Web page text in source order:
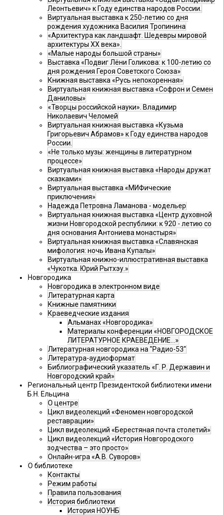
Леонтьевич» к Году единства народов России.
Виртуальная выставка к 250-летию со дня
рождения художника Василия Тропинина
«Архитектура как ландшафт. Шедевры мировой
архитектуры XX века».
«Малые народы большой страны»
Выставка «Подвиг Лёни Голикова: к 100-летию со
дня рождения Героя Советского Союза»
Книжная выставка «Русь непокоренная»
Виртуальная книжная выставка «Софрон и Семен
Даниловы»
«Творцы российской науки». Владимир
Николаевич Челомей
Виртуальная книжная выставка «Кузьма
Григорьевич Абрамов» к Году единства народов
России.
«Не только музы: женщины в литературном
процессе»
Виртуальная книжная выставка «Народы дружат
сказками»
Виртуальная выставка «МИФические
приключения»
Надежда Петровна Ламанова - модельер
Виртуальная книжная выставка «Центр духовной
жизни Новгородской республики: к 920 - летию со
дня основания Антониева монастыря»
Виртуальная книжная выставка «Славянская
мифология: ночь Ивана Купалы»
Виртуальная книжно-иллюстративная выставка
«Чукотка. Юрий Рытхэу.»
Новгородика
Новгородика в электронном виде
Литературная карта
Книжные памятники
Краеведческие издания
Альманах «Новгородика»
Материалы конференции «НОВГОРОДСКОЕ
ЛИТЕРАТУРНОЕ КРАЕВЕДЕНИЕ...»
Литературная новгородика на "Радио-53"
Литература-аудиоформат
Библиографический указатель «Г. Р. Державин и
Новгородский край»
Региональный центр Президентской библиотеки имени
Б.Н. Ельцина
О центре
Цикл видеолекций «Феномен новгородской
реставрации»
Цикл видеолекций «Берестяная почта столетий»
Цикл видеолекций «История Новгородского
зодчества – это просто»
Онлайн-игра «А.В. Суворов»
О библиотеке
Контакты
Режим работы
Правила пользования
История библиотеки
История НОУНБ